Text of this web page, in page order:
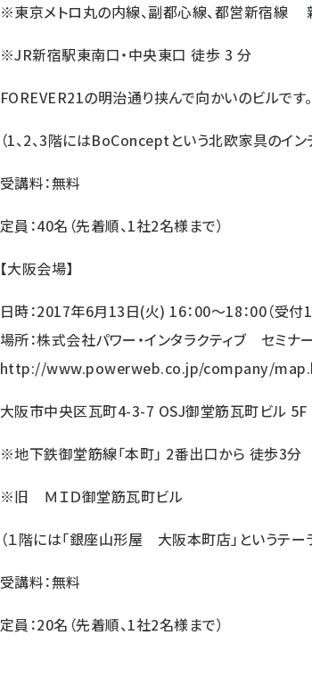
※東京メトロ丸の内線、副都心線、都営新宿線
※JR新宿駅東南口・中央東口 徒歩 3 分
FOREVER21の明治通り挟んで向かいのビルです。
（1、2、3階にはBoConceptという北欧家具のイン
受講料：無料
定員：40名（先着順、1社2名様まで）
【大阪会場】
日時：2017年6月13日(火) 16：00～18：00（受付
場所：株式会社パワー・インタラクティブ セミナ
http://www.powerweb.co.jp/company/
大阪市中央区瓦町4-3-7 OSJ御堂筋瓦町ビル 5F
※地下鉄御堂筋線「本町」 2番出口から 徒歩3分
※旧 ＭＩＤ御堂筋瓦町ビル
（１階には「銀座山形屋 大阪本町店」というテー
受講料：無料
定員：20名（先着順、1社2名様まで）